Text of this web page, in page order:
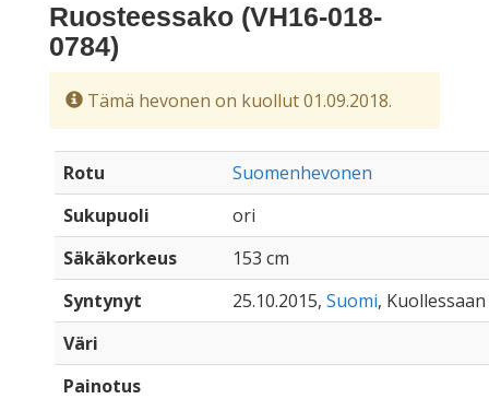
Ruosteessako (VH16-018-
0784)
Tämä hevonen on kuollut 01.09.2018.
Rotu
Suomenhevonen
Sukupuoli
ori
Säkäkorkeus
153 cm
Syntynyt
25.10.2015, Suomi,
Väri
Painotus